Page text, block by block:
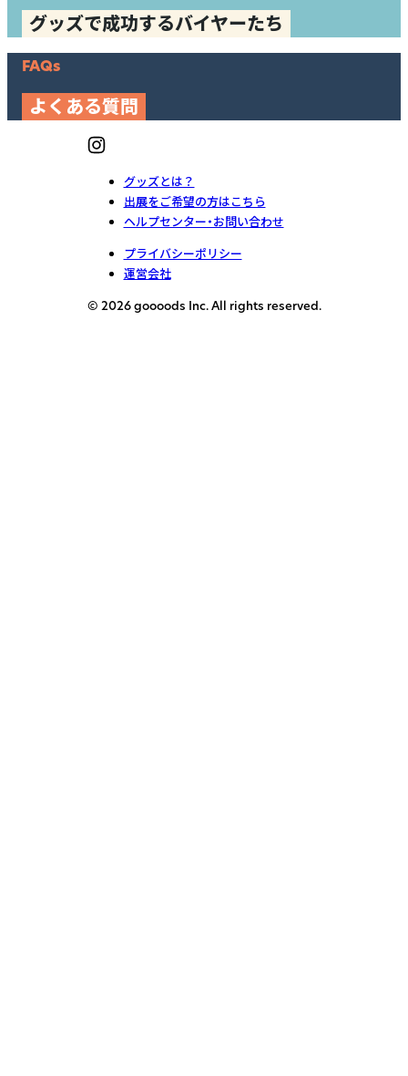
グッズで成功するバイヤーたち
FAQs
よくある質問
グッズとは？
出展をご希望の方はこちら
ヘルプセンター・お問い合わせ
プライバシーポリシー
運営会社
© 2026 goooods Inc. All rights reserved.